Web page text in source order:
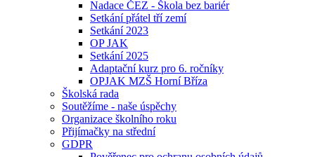
Nadace ČEZ - Škola bez bariér
Setkání přátel tří zemí
Setkání 2023
OP JAK
Setkání 2025
Adaptační kurz pro 6. ročníky
OPJAK MZŠ Horní Bříza
Školská rada
Soutěžíme - naše úspěchy
Organizace školního roku
Přijímačky na střední
GDPR